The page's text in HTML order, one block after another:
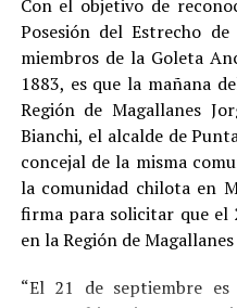
Indemnización a la
por ocultamiento de
En el ámbito civil, el
enseptiembre de 2023
Pedro Montecinos apagar
$120 millonespor
$80 millonesa favor
$40 millonesa favor
Con el objetivo de
Posesión del Estrecho
miembros de la Goleta
1883, es que la mañana
Región de Magallanes
Bianchi, el alcalde de
concejal de la misma
la comunidad chilota en
firma para solicitar que el
en la Región de
“El 21 de septiembre